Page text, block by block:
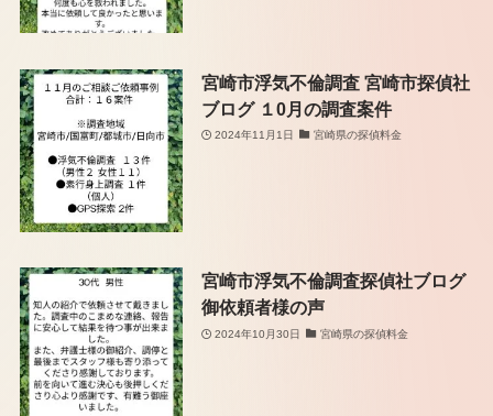
宮崎市浮気不倫調査 宮崎市探偵社
ブログ １0月の調査案件
2024年11月1日 宮崎県の探偵料金
宮崎市浮気不倫調査探偵社ブログ
御依頼者様の声
2024年10月30日 宮崎県の探偵料金